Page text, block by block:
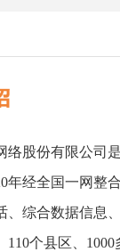
络股份有限公司
年经全国一网整
、综合数据信息
110个县区、